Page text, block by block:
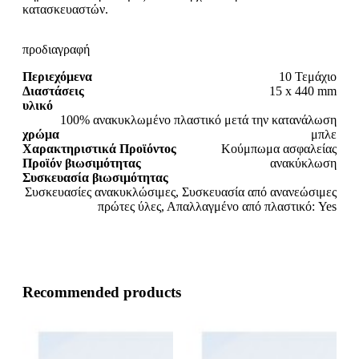
κατασκευαστών.
προδιαγραφή
Περιεχόμενα
10 Τεμάχιο
Διαστάσεις
15 x 440 mm
υλικό
100% ανακυκλωμένο πλαστικό μετά την κατανάλωση
χρώμα
μπλε
Χαρακτηριστικά Προϊόντος
Κούμπωμα ασφαλείας
Προϊόν βιωσιμότητας
ανακύκλωση
Συσκευασία βιωσιμότητας
Συσκευασίες ανακυκλώσιμες, Συσκευασία από ανανεώσιμες
πρώτες ύλες, Απαλλαγμένο από πλαστικό: Yes
Recommended products